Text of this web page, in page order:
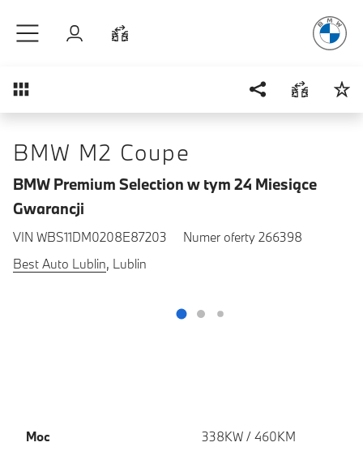
Zaloguj się
Przegląd
BMW M2 Coupe
BMW Premium Selection w tym 24 Miesiące
Gwarancji
VIN WBS11DM0208E87203
Numer oferty 266398
Best Auto Lublin, Lublin
Moc 338KW / 460KM